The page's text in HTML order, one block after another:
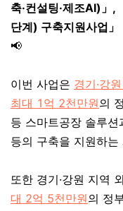
축·컨설팅·제조AI)」,
단계) 구축지원사업 」
📢
이번 사업은 경기·강
최대 1억 2천만원의
등 스마트공장 솔루
등의 구축을 지원하는
또한 경기·강원 지역
대 2억 5천만원의 정